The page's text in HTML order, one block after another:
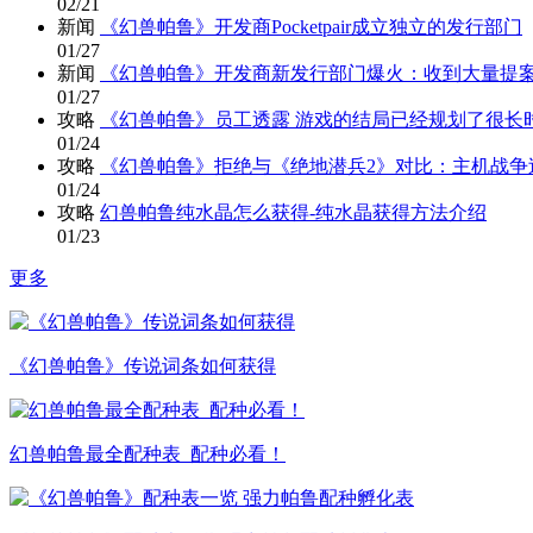
新闻
《幻兽帕鲁》开发商Pocketpair成立独立的发行部门
01/27
新闻
《幻兽帕鲁》开发商新发行部门爆火：收到大量提
01/27
攻略
《幻兽帕鲁》员工透露 游戏的结局已经规划了很长
01/24
攻略
《幻兽帕鲁》拒绝与《绝地潜兵2》对比：主机战争
01/24
攻略 幻兽帕鲁纯水晶怎么获得-纯水晶获得方法介绍
01/23
更多
《幻兽帕鲁》传说词条如何获得
幻兽帕鲁最全配种表_配种必看！